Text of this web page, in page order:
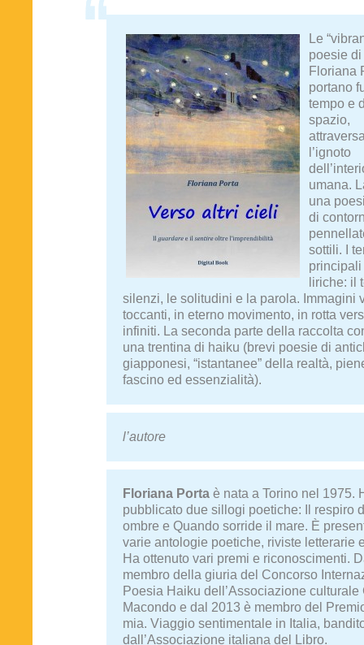
Le
poesie di
Floriana
portano
tempo e
spazio,
l’ignoto
umana.
una
di
sottili. I
liriche: il
silenzi, le solitudini e la parola. Immagini
toccanti, in eterno movimento, in rotta
infiniti. La seconda parte della raccolta
una trentina di haiku (brevi poesie di
giapponesi, “istantanee” della realtà,
fascino ed essenzialità).
l’autore
Floriana Porta è nata a Torino nel 1975.
pubblicato due sillogi poetiche: Il respiro
ombre e Quando sorride il mare. È
varie antologie poetiche, riviste letterarie
Ha ottenuto vari premi e riconoscimenti.
membro della giuria del Concorso
Poesia Haiku dell’Associazione culturale
Macondo e dal 2013 è membro del
mia. Viaggio sentimentale in Italia,
dall’Associazione italiana del Libro.